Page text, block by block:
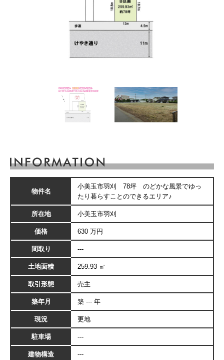
物件名
小美玉市羽刈 78坪 のどかな風景でゆっ
たり暮らすことのできるエリア♪
所在地 小美玉市羽刈
価格 630 万円
間取り ---
土地面積 259.93 ㎡
取引形態 売主
築年月 築 --- 年
現況 更地
駐車場 ---
建物構造 ---